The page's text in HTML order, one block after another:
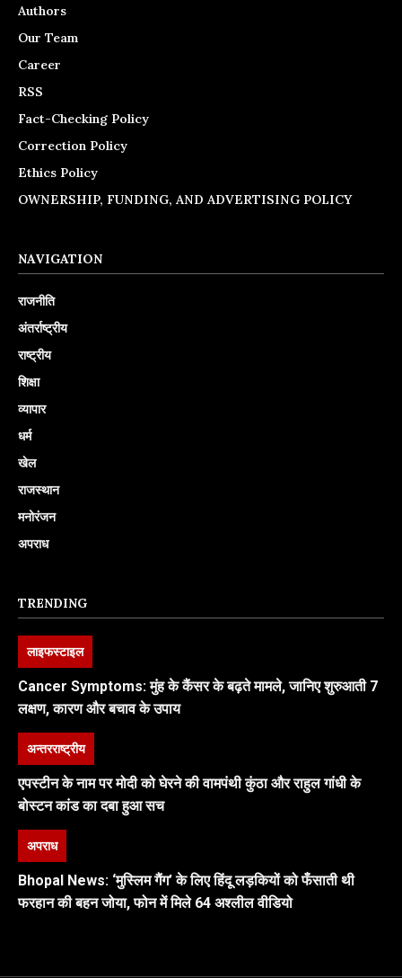
Authors
Our Team
Career
RSS
Fact-Checking Policy
Correction Policy
Ethics Policy
OWNERSHIP, FUNDING, AND ADVERTISING POLICY
NAVIGATION
राजनीति
अंतर्राष्ट्रीय
राष्ट्रीय
शिक्षा
व्यापार
धर्म
खेल
राजस्थान
मनोरंजन
अपराध
TRENDING
लाइफस्टाइल
Cancer Symptoms: मुंह के कैंसर के बढ़ते मामले, जानिए शुरुआती 7
लक्षण, कारण और बचाव के उपाय
अन्तरराष्ट्रीय
एपस्टीन के नाम पर मोदी को घेरने की वामपंथी कुंठा और राहुल गांधी के
बोस्टन कांड का दबा हुआ सच
अपराध
Bhopal News: ‘मुस्लिम गैंग’ के लिए हिंदू लड़कियों को फँसाती थी
फरहान की बहन जोया, फोन में मिले 64 अश्लील वीडियो